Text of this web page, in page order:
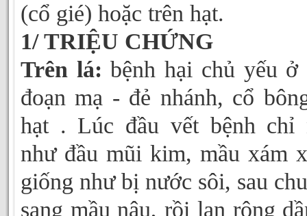
(cổ gié) hoặc trên hạt.
1/ TRIỆU CHỨNG
Trên lá: bệnh hại chủ yếu ở
đoạn mạ - đẻ nhánh, cổ
hạt . Lúc đầu vết bệnh chỉ
như đầu mũi kim, mầu xám
giống như bị nước sôi, sau
sang mầu nâu, rồi lan rộng